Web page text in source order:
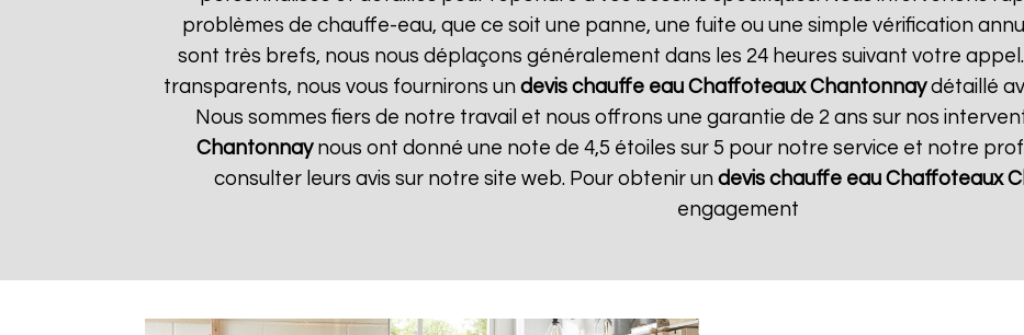
problèmes de chauffe-eau, que ce soit une panne, une fuite ou une simple vérification
sont très brefs, nous nous déplaçons généralement dans les 24 heures suivant votre
transparents, nous vous fournirons un devis chauffe eau Chaffoteaux Chantonnaydétaillé
Nous sommes fiers de notre travail et nous offrons une garantie de 2 ans sur nos
Chantonnaynous ont donné une note de 4,5 étoiles sur 5 pour notre service et notre
consulter leurs avis sur notre site web. Pour obtenir un devis chauffe eau Chaffoteaux
engagement